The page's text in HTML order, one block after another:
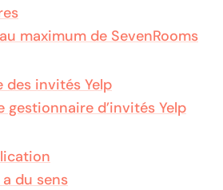
maximum de SevenRooms
des invités Yelp
gestionnaire d’invités Yelp
du sens